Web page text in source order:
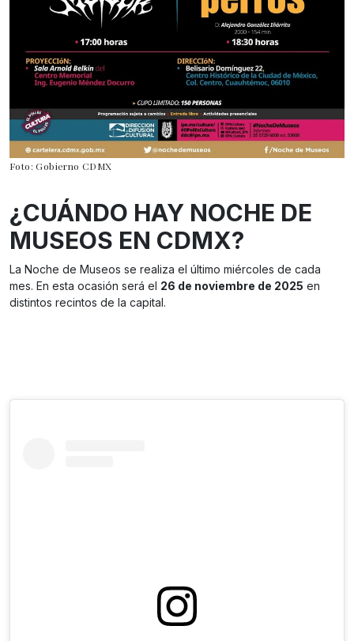
Foto: Gobierno CDMX
¿CUÁNDO HAY NOCHE DE
MUSEOS EN CDMX?
La Noche de Museos se realiza el último miércoles de cada
mes. En esta ocasión será el 26 de noviembre de 2025 en
distintos recintos de la capital.